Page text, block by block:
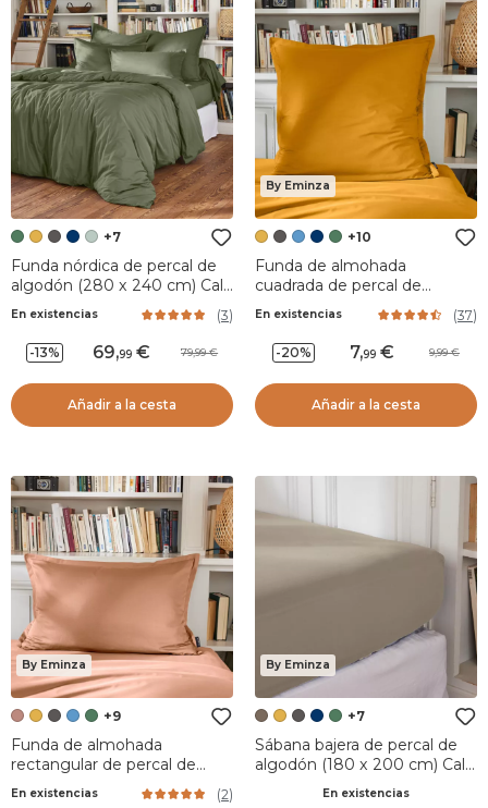
+7
Funda nórdica de percal de
algodón (280 x 240 cm) Cali
En existencias (3)
-13% 69,99 79,99
Añadir a la cesta
By Eminza
+10
Funda de almohada
cuadrada de percal de
mostaza
En existencias (37)
-20% 7,99 9,99
Añadir a la cesta
By Eminza
+9
Funda de almohada
rectangular de percal de
Rosa Albaricoque
En existencias (2)
By Eminza
+7
Sábana bajera de percal de
algodón (180 x 200 cm) Cali
En existencias